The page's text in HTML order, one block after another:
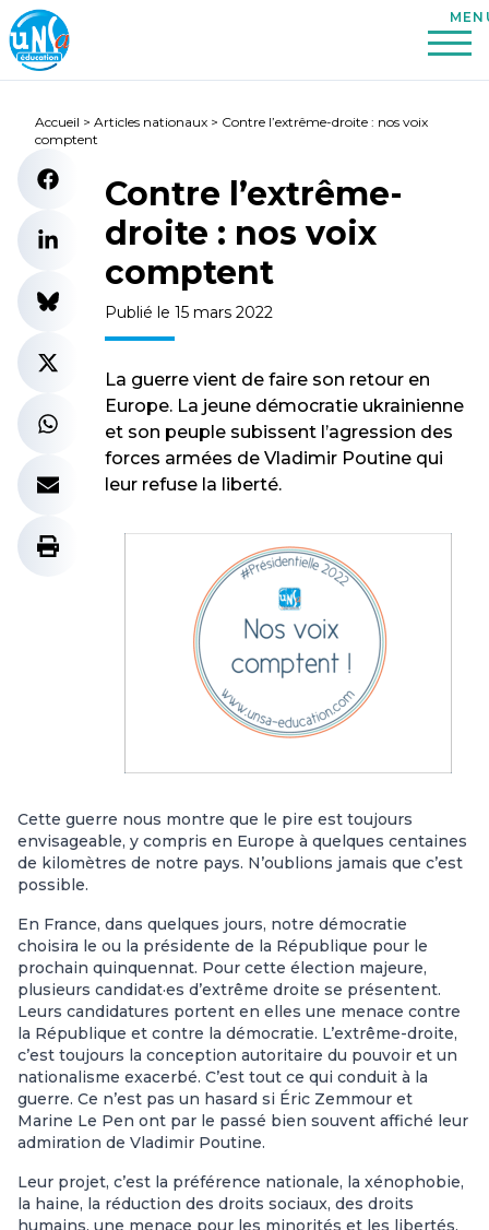
Accueil > Articles nationaux > Contre l’extrême-droite : nos voix
comptent
Contre l’extrême-
droite : nos voix
comptent
Publié le 15 mars 2022
La guerre vient de faire son retour en
Europe. La jeune démocratie ukrainienne
et son peuple subissent l’agression des
forces armées de Vladimir Poutine qui
leur refuse la liberté.
Cette guerre nous montre que le pire est toujours
envisageable, y compris en Europe à quelques centaines
de kilomètres de notre pays. N’oublions jamais que c’est
possible.
En France, dans quelques jours, notre démocratie
choisira le ou la présidente de la République pour le
prochain quinquennat. Pour cette élection majeure,
plusieurs candidat·es d’extrême droite se présentent.
Leurs candidatures portent en elles une menace contre
la République et contre la démocratie. L’extrême-droite,
c’est toujours la conception autoritaire du pouvoir et un
nationalisme exacerbé. C’est tout ce qui conduit à la
guerre. Ce n’est pas un hasard si Éric Zemmour et
Marine Le Pen ont par le passé bien souvent affiché leur
admiration de Vladimir Poutine.
Leur projet, c’est la préférence nationale, la xénophobie,
la haine, la réduction des droits sociaux, des droits
humains, une menace pour les minorités et les libertés.